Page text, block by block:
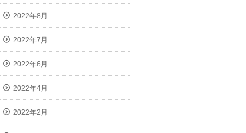
2022年8月
2022年7月
2022年6月
2022年4月
2022年2月